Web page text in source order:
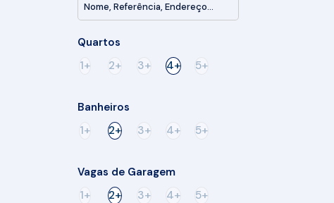
Quartos
1+ 2+ 3+ 4+ 5+
Banheiros
1+ 2+ 3+ 4+ 5+
Vagas de Garagem
1+ 2+ 3+ 4+ 5+